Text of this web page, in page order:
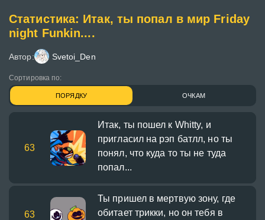
Статистика: Итак, ты попал в мир Friday
night Funkin....
Автор: Svetoi_Den
Сортировка по:
ПОРЯДКУ ОЧКАМ
63
Итак, ты пошел к Whitty, и
пригласил на рэп батлл, но ты
понял, что куда то ты не туда
попал...
63
Ты пришел в мертвую зону, где
обитает трикки, но он тебя в